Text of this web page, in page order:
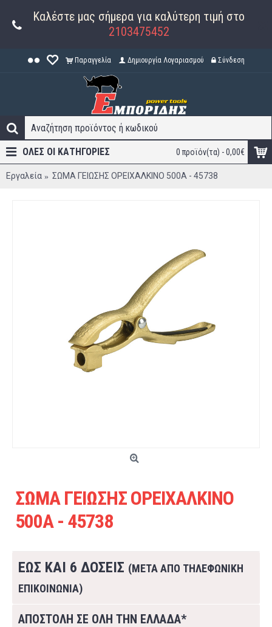
Καλέστε μας σήμερα για καλύτερη τιμή στο
2103475452
Παραγγελία Δημιουργία Λογαριασμού Σύνδεση
0 προϊόν(τα) - 0,00€
ΟΛΕΣ ΟΙ ΚΑΤΗΓΟΡΊΕΣ
Εργαλεία ΣΩΜΑ ΓΕΙΩΣΗΣ ΟΡΕΙΧΑΛΚΙΝΟ 500Α - 45738
ΣΩΜΑ ΓΕΙΩΣΗΣ ΟΡΕΙΧΑΛΚΙΝΟ
500Α - 45738
ΕΩΣ ΚΑΙ 6 ΔΟΣΕΙΣ (ΜΕΤΑ ΑΠΟ ΤΗΛΕΦΩΝΙΚΗ
ΕΠΙΚΟΙΝΩΝΙΑ)
ΑΠΟΣΤΟΛΗ ΣΕ ΟΛΗ ΤΗΝ ΕΛΛΑΔΑ*